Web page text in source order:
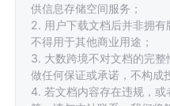
供信息存储空间服务；
2. 用户下载文档后并非拥有
不得用于其他商业用途；
3. 大数跨境不对文档的完
做任何保证或承诺，不构成
4. 若文档内容存在违规，